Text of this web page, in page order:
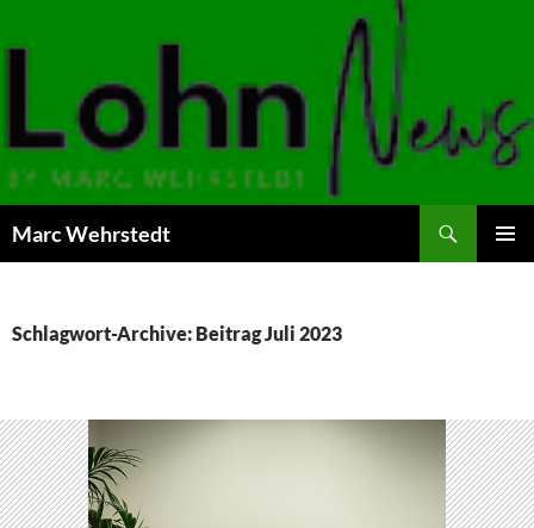
Marc Wehrstedt
Schlagwort-Archive: Beitrag Juli 2023